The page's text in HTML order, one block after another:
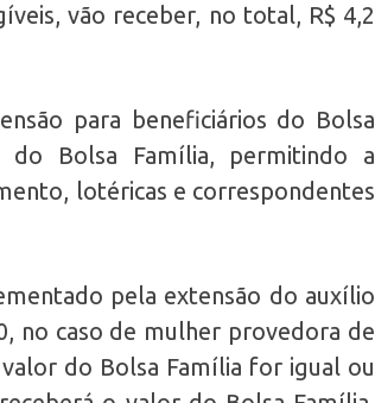
vão receber, no total, R$ 4,2
para beneficiários do Bolsa
Bolsa Família, permitindo a
lotéricas e correspondentes
pela extensão do auxílio
no caso de mulher provedora de
do Bolsa Família for igual ou